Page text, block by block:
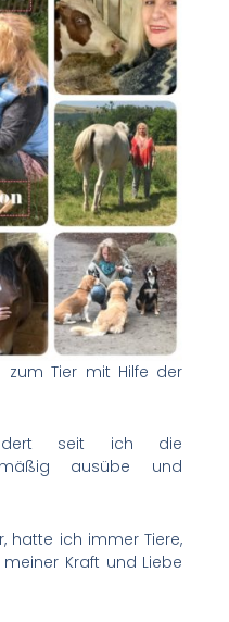
zum Tier mit Hilfe der
seit ich die
ausübe und
hatte ich immer Tiere,
Kraft und Liebe